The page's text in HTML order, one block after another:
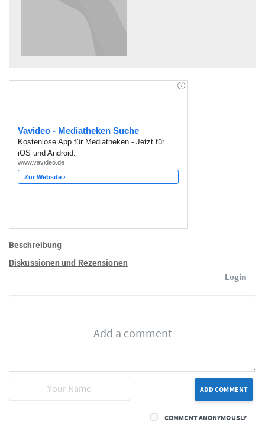
Beschreibung
Diskussionen und Rezensionen
Login
ADD COMMENT
COMMENT ANONYMOUSLY